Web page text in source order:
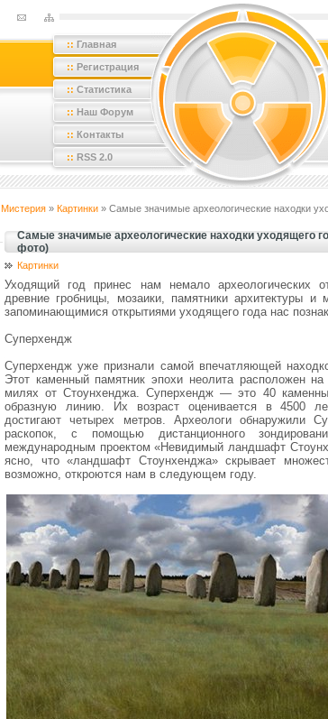
:: Главная
:: Регистрация
:: Статистика
:: Наш Форум
:: Контакты
:: RSS 2.0
Мистерия » Картинки » Самые значимые археологические находки
Самые значимые археологические находки уходящего
фото)
Картинки
Уходящий год принес нам немало археологических
древние гробницы, мозаики, памятники архитектуры и
запоминающимися открытиями уходящего года нас
Суперхендж
Суперхендж уже признали самой впечатляющей
Этот каменный памятник эпохи неолита расположен
милях от Стоунхенджа. Суперхендж — это 40
образную линию. Их возраст оценивается в 4500
достигают четырех метров. Археологи обнаружили
раскопок, с помощью дистанционного
международным проектом «Невидимый ландшафт
ясно, что «ландшафт Стоунхенджа» скрывает
возможно, откроются нам в следующем году.